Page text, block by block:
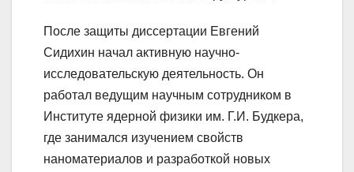
После защиты диссертации Евгений
Сидихин начал активную научно-
исследовательскую деятельность. Он
работал ведущим научным сотрудником в
Институте ядерной физики им. Г.И. Будкера,
где занимался изучением свойств
наноматериалов и разработкой новых